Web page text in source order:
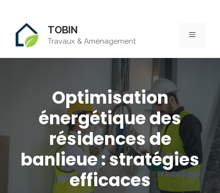
contenu
TOBIN
Travaux & Aménagement
MENU
Optimisation
énergétique des
résidences de
banlieue : stratégies
efficaces